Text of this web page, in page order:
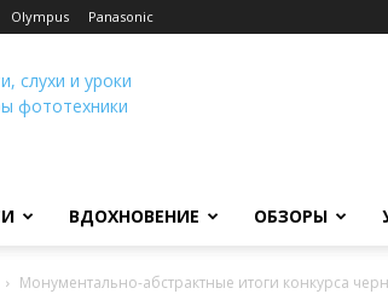
Olympus Panasonic
ВДОХНОВЕНИЕ ОБЗОРЫ
Монументально-абстрактные итоги конкурса